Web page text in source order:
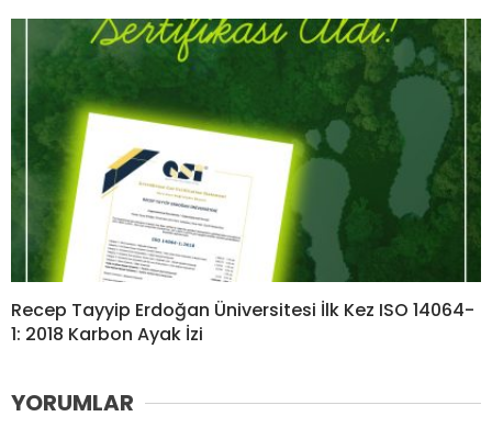
Recep Tayyip Erdoğan Üniversitesi İlk Kez ISO 14064-
1: 2018 Karbon Ayak İzi
YORUMLAR